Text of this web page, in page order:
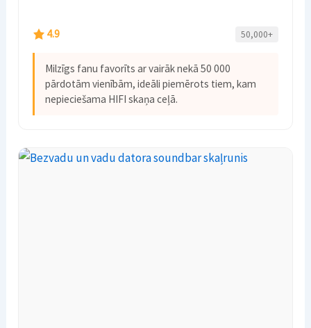
4.9 50,000+
Milzīgs fanu favorīts ar vairāk nekā 50 000
pārdotām vienībām, ideāli piemērots tiem, kam
nepieciešama HIFI skaņa ceļā.